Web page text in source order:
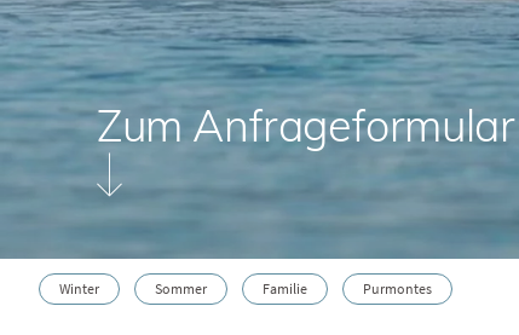
Zum Anfrageformular
Winter Sommer Familie Purmontes